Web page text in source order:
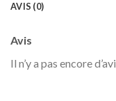
AVIS (0)
Avis
Il n’y a pas encore